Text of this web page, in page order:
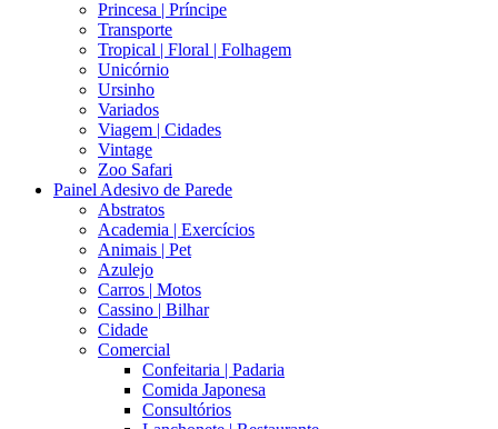
Princesa | Príncipe
Transporte
Tropical | Floral | Folhagem
Unicórnio
Ursinho
Variados
Viagem | Cidades
Vintage
Zoo Safari
Painel Adesivo de Parede
Abstratos
Academia | Exercícios
Animais | Pet
Azulejo
Carros | Motos
Cassino | Bilhar
Cidade
Comercial
Confeitaria | Padaria
Comida Japonesa
Consultórios